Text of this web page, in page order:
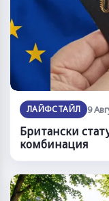
ЛАЙФСТАЙЛ 9
Британски
комбинация